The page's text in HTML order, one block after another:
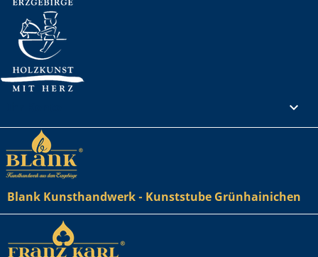

Blank Kunsthandwerk - Kunststube Grünhainichen